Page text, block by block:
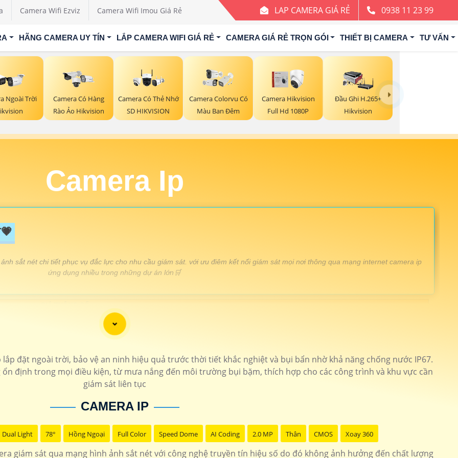
Camera Wifi Ezviz Camera Wifi Imou Giá Rẻ LAP CAMERA GIÁ RẺ 0938 11 23 99
HÃNG CAMERA UY TÍN LẮP CAMERA WIFI GIÁ RẺ CAMERA GIÁ RẺ TRỌN GÓI THIẾT BỊ CAMERA TƯ VẤN
Ngoài Trời
Camera Có Hàng
Rào Ảo Hikvision
Camera Có Thẻ Nhớ
SD HIKVISION
Camera Colorvu Có
Màu Ban Đêm
Camera Hikvision
Full Hd 1080P
Đầu Ghi H.265+
Hikvision
Camera Ip
sắt nét chi tiết phục vụ đắc lực cho nhu cầu giám sát. với ưu điêm kết nối giám sát mọi nơi thông qua mạng internet camera ip
ứng dụng nhiều trong những dự án lớn🛒
120.000 VNĐ
📎1.230.000 VNĐ
chưaKX-E2458IRSN
1.800.000 VNĐ▫️ Camera ip có màu ban đêm hình ảnh sắt nétDH-SD3E205DB-GNY
📎 1.600.000 VNĐ
đặt ngoài trời, bảo vệ an ninh hiệu quả trước thời tiết khắc nghiệt và bụi bẩn nhờ khả năng chống nước IP67.
định trong mọi điều kiện, từ mưa nắng đến môi trường bụi bặm, thích hợp cho các công trình và khu vực cần
giám sát liên tục
CAMERA IP
Dual Light 78° Hồng Ngoại Full Color Speed Dome AI Coding 2.0 MP Thân CMOS Xoay 360
giám sát qua mạng hình ảnh sắt nét với công nghệ truyền tín hiệu số do đó không ảnh hưởng đến chất lượng